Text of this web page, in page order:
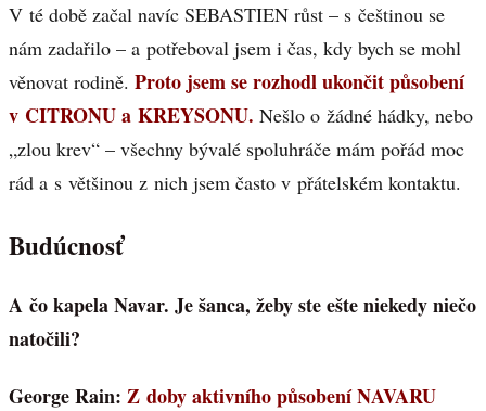
V té době začal navíc SEBASTIEN růst – s češtinou se
nám zadařilo – a potřeboval jsem i čas, kdy bych se mohl
věnovat rodině. Proto jsem se rozhodl ukončit působení
v CITRONU a KREYSONU. Nešlo o žádné hádky, nebo
„zlou krev“ – všechny bývalé spoluhráče mám pořád moc
rád a s většinou z nich jsem často v přátelském kontaktu.
Budúcnosť
A čo kapela Navar. Je šanca, žeby ste ešte niekedy niečo
natočili?
George Rain: Z doby aktivního působení NAVARU